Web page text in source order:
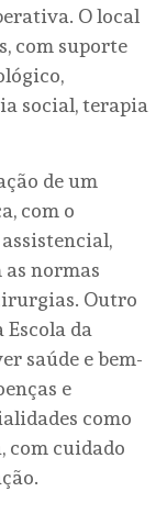
O local
com suporte
social, terapia
de um
com o
normas
Outro
da
saúde e bem-
e
como
com cuidado